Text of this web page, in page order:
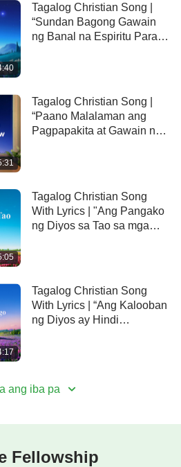
ito nahahawakan.
salita sa pananampalataya,
ng Diyos
ng sangkatuhan.
pagpipino,
higit pa kay
mabibigat na pagpapahirap
sa Diyos.
ng Diyos
ng sangkatauhan.
Tagalog Christian Song |
“Sundan Bagong Gawain
ng Banal na Espiritu Para
Tagalog Christian Song |
“Paano Malalaman ang
Pagpapakita at Gawain ng
Tagalog Christian Song
With Lyrics | "Ang Pangako
ng Diyos sa Tao sa mga
Tagalog Christian Song
With Lyrics | “Ang Kalooban
ng Diyos ay Hindi
ang iba pa
Fellowship